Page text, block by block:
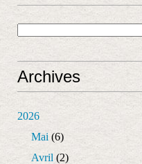
Archives
2026
Mai (6)
Avril (2)